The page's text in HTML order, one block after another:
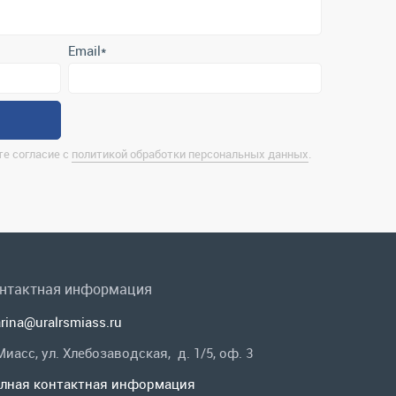
информация
ул. Хлебозаводская, д. 1/5, оф. 3
контактная информация